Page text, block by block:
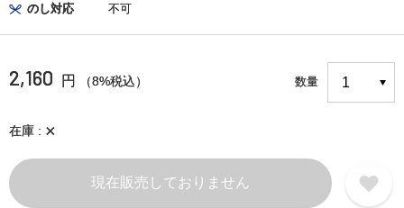
のし対応 不可
2,160 円 （8%税込） 数量
在庫 ×
現在販売しておりません